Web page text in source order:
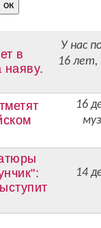
в
наяву.
У нас
16 лет,
16
14